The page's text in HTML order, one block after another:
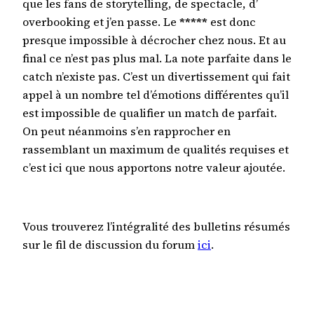
que les fans de storytelling, de spectacle, d’
overbooking et j’en passe. Le ***** est donc
presque impossible à décrocher chez nous. Et au
final ce n’est pas plus mal. La note parfaite dans le
catch n’existe pas. C’est un divertissement qui fait
appel à un nombre tel d’émotions différentes qu’il
est impossible de qualifier un match de parfait.
On peut néanmoins s’en rapprocher en
rassemblant un maximum de qualités requises et
c’est ici que nous apportons notre valeur ajoutée.
Vous trouverez l’intégralité des bulletins résumés
sur le fil de discussion du forumici.